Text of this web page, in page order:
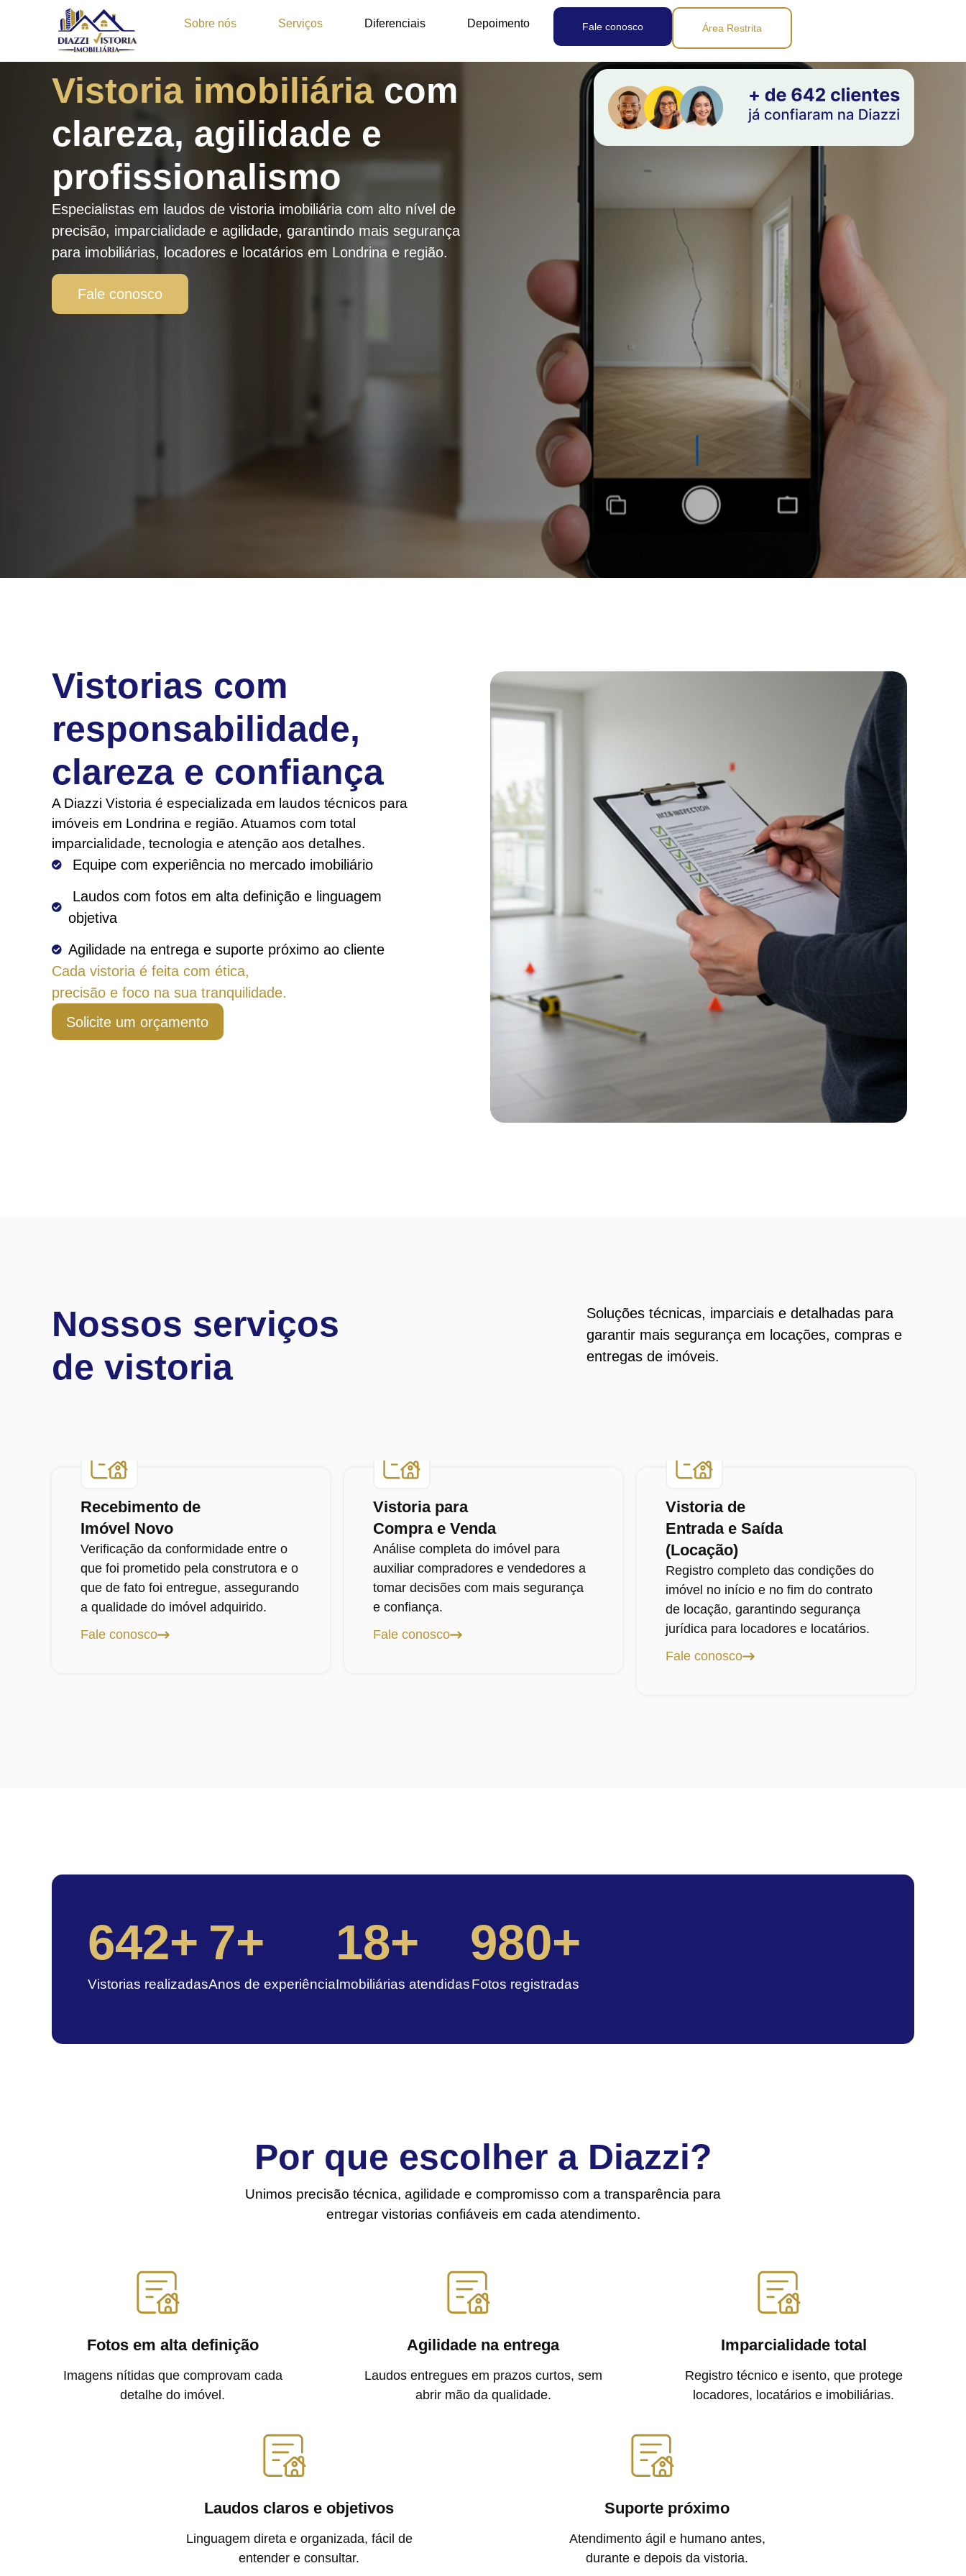
Sobre nós Serviços Diferenciais Depoimento Fale conosco Área Restrita
Vistoria imobiliária com
clareza, agilidade e
profissionalismo
Especialistas em laudos de vistoria imobiliária com alto nível de
precisão, imparcialidade e agilidade, garantindo mais segurança
para imobiliárias, locadores e locatários em Londrina e região.
Fale conosco
Vistorias com
responsabilidade,
clareza e confiança
A Diazzi Vistoria é especializada em laudos técnicos para
imóveis em Londrina e região. Atuamos com total
imparcialidade, tecnologia e atenção aos detalhes.
Equipe com experiência no mercado imobiliário
objetiva
Agilidade na entrega e suporte próximo ao cliente
Cada vistoria é feita com ética,
precisão e foco na sua tranquilidade.
Solicite um orçamento
Nossos serviços
de vistoria
Soluções técnicas, imparciais e detalhadas para
garantir mais segurança em locações, compras e
entregas de imóveis.
Recebimento de
Imóvel Novo
Verificação da conformidade entre o
que foi prometido pela construtora e o
que de fato foi entregue, assegurando
a qualidade do imóvel adquirido.
Fale conosco
Vistoria para
Compra e Venda
Análise completa do imóvel para
auxiliar compradores e vendedores a
tomar decisões com mais segurança
e confiança.
Fale conosco
Vistoria de
Entrada e Saída
(Locação)
Registro completo das condições do
imóvel no início e no fim do contrato
de locação, garantindo segurança
jurídica para locadores e locatários.
Fale conosco
Vistorias realizadas
642+
Anos de experiência
7+
Imobiliárias atendidas
18+
Fotos registradas
980+
Por que escolher a Diazzi?
Unimos precisão técnica, agilidade e compromisso com a transparência para
entregar vistorias confiáveis em cada atendimento.
Fotos em alta definição
Imagens nítidas que comprovam cada
detalhe do imóvel.
Agilidade na entrega
Laudos entregues em prazos curtos, sem
abrir mão da qualidade.
Imparcialidade total
Registro técnico e isento, que protege
locadores, locatários e imobiliárias.
Laudos claros e objetivos
Linguagem direta e organizada, fácil de
entender e consultar.
Suporte próximo
Atendimento ágil e humano antes,
durante e depois da vistoria.